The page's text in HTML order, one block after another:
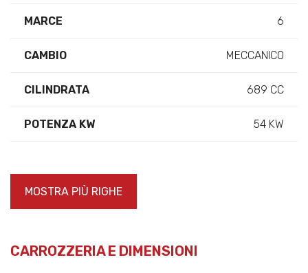
MARCE 6
CAMBIO MECCANICO
CILINDRATA 689 CC
POTENZA KW 54 KW
MOSTRA PIÙ RIGHE
CARROZZERIA E DIMENSIONI